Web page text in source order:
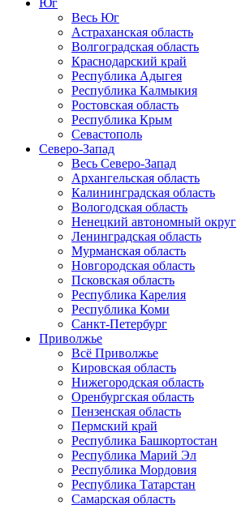
Юг
Весь Юг
Астраханская область
Волгоградская область
Краснодарский край
Республика Адыгея
Республика Калмыкия
Ростовская область
Республика Крым
Севастополь
Северо-Запад
Весь Северо-Запад
Архангельская область
Калининградская область
Вологодская область
Ненецкий автономный округ
Ленинградская область
Мурманская область
Новгородская область
Псковская область
Республика Карелия
Республика Коми
Санкт-Петербург
Приволжье
Всё Приволжье
Кировская область
Нижегородская область
Оренбургская область
Пензенская область
Пермский край
Республика Башкортостан
Республика Марий Эл
Республика Мордовия
Республика Татарстан
Самарская область